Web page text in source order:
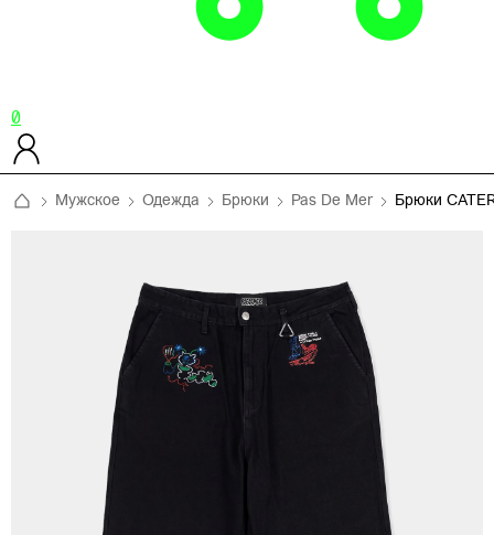
0
Мужское Одежда Брюки Pas De Mer Брюки